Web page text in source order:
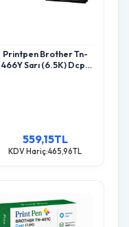
Printpen Brother Tn-
466Y Sarı (6.5K) Dcp-
559,15TL
KDV Hariç:465,96TL